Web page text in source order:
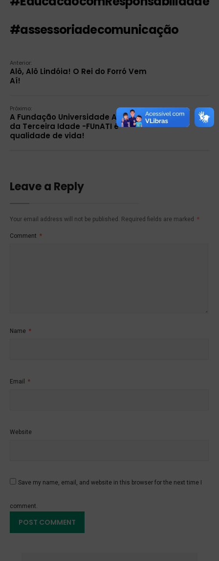
#assessoriadecomunicação
Anterior:
Alô, Alô Lindóia! O Rei do Forró Vem
Aí!
Próximo:
A Fundação Universidade Aberta
da Terceira Idade -FUnATI é
qualidade de vida!
Leave a Reply
Your email address will not be published. Required fields are marked *
Comment *
Name *
Email *
Website
Save my name, email, and website in this browser for the next time I
comment.